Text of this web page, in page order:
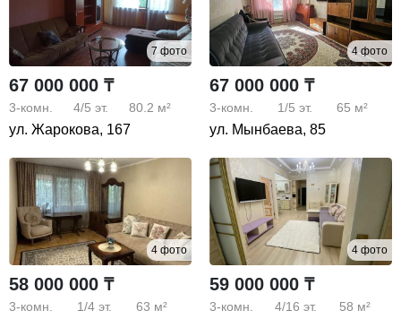
7 фото
67 000 000 ₸
3-комн. 4/5 эт. 80.2 м²
ул. Жарокова, 167
4 фото
67 000 000 ₸
3-комн. 1/5 эт. 65 м²
ул. Мынбаева, 85
4 фото
58 000 000 ₸
3-комн. 1/4 эт. 63 м²
4 фото
59 000 000 ₸
3-комн. 4/16 эт. 58 м²